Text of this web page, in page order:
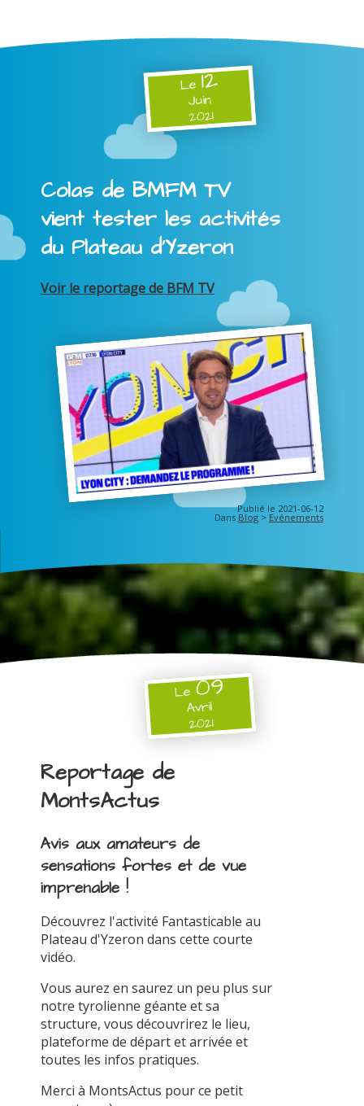
Le12
Juin
2021
Colas de BMFM TV
vient tester les activités
du Plateau d'Yzeron
Voir le reportage de BFM TV
Publié le 2021-06-12
Dans Blog > Evénements
Le09
Avril
2021
Reportage de
MontsActus
Avis aux amateurs de
sensations fortes et de vue
imprenable !
Découvrez l'activité Fantasticable au
Plateau d'Yzeron dans cette courte
vidéo.
Vous aurez en saurez un peu plus sur
notre tyrolienne géante et sa
structure, vous découvrirez le lieu,
plateforme de départ et arrivée et
toutes les infos pratiques.
Merci à MontsActus pour ce petit